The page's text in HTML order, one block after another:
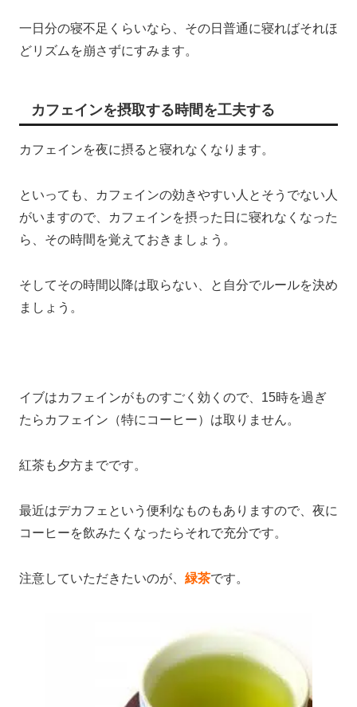
一日分の寝不足くらいなら、その日普通に寝ればそれほ
どリズムを崩さずにすみます。
カフェインを摂取する時間を工夫する
カフェインを夜に摂ると寝れなくなります。
といっても、カフェインの効きやすい人とそうでない人
がいますので、カフェインを摂った日に寝れなくなった
ら、その時間を覚えておきましょう。
そしてその時間以降は取らない、と自分でルールを決め
ましょう。
イブはカフェインがものすごく効くので、15時を過ぎ
たらカフェイン（特にコーヒー）は取りません。
紅茶も夕方までです。
最近はデカフェという便利なものもありますので、夜に
コーヒーを飲みたくなったらそれで充分です。
注意していただきたいのが、 緑茶です。